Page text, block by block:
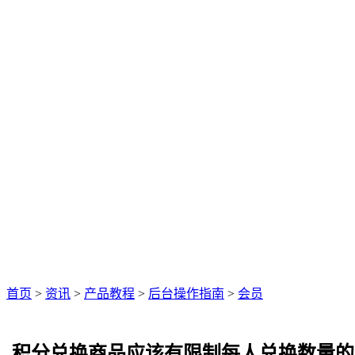
首页 > 资讯 > 产品教程 > 后台操作指南 > 会员